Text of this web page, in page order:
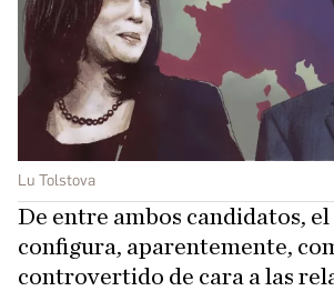
Lu Tolstova
De entre ambos candidatos, el
configura, aparentemente,
controvertido de cara a las